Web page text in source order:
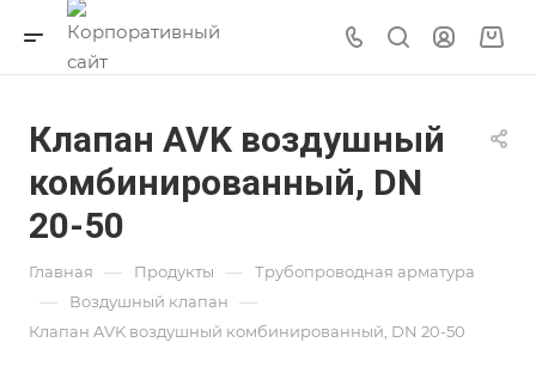
Клапан AVK воздушный
комбинированный, DN
20-50
Главная — Продукты — Трубопроводная арматура
— Воздушный клапан —
Клапан AVK воздушный комбинированный, DN 20-50